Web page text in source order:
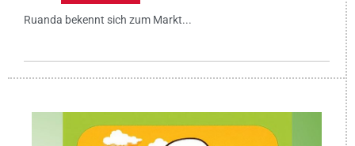
Ruanda bekennt sich zum Markt...